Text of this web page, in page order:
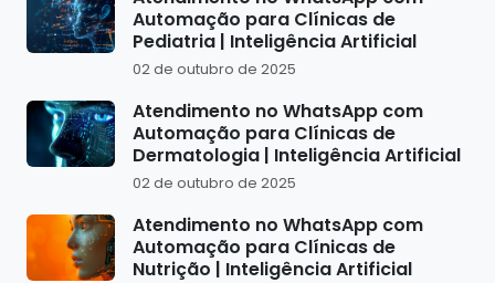
Automação para Clínicas de
Pediatria | Inteligência Artificial
02 de outubro de 2025
Atendimento no WhatsApp com
Automação para Clínicas de
Dermatologia | Inteligência Artificial
02 de outubro de 2025
Atendimento no WhatsApp com
Automação para Clínicas de
Nutrição | Inteligência Artificial